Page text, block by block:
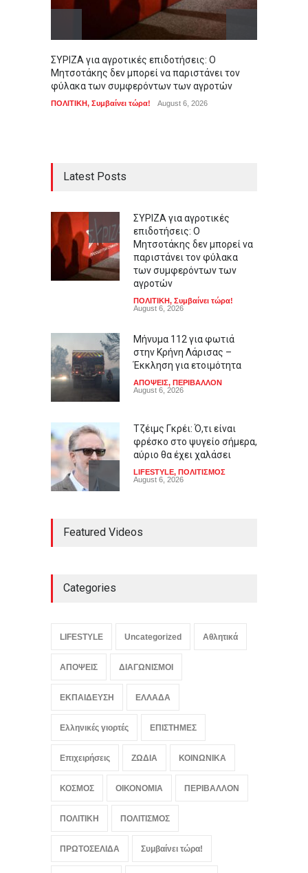
ΣΥΡΙΖΑ για αγροτικές επιδοτήσεις: Ο
Μητσοτάκης δεν μπορεί να παριστάνει τον
φύλακα των συμφερόντων των αγροτών
ΠΟΛΙΤΙΚΗ, Συμβαίνει τώρα! August 6, 2026
Latest Posts
ΣΥΡΙΖΑ για αγροτικές
επιδοτήσεις: Ο
Μητσοτάκης δεν μπορεί να
παριστάνει τον φύλακα
των συμφερόντων των
αγροτών
ΠΟΛΙΤΙΚΗ, Συμβαίνει τώρα!
August 6, 2026
Μήνυμα 112 για φωτιά
στην Κρήνη Λάρισας –
Έκκληση για ετοιμότητα
ΑΠΟΨΕΙΣ, ΠΕΡΙΒΑΛΛΟΝ
August 6, 2026
Τζέιμς Γκρέι: Ό,τι είναι
φρέσκο στο ψυγείο σήμερα,
αύριο θα έχει χαλάσει
LIFESTYLE, ΠΟΛΙΤΙΣΜΟΣ
August 6, 2026
Χιροσίμας στοίχειωσε το
μουσικός νανουρίζει αγέλη
Rain
August 6, 2026
Featured Videos
Categories
LIFESTYLE Uncategorized Αθλητικά
ΑΠΟΨΕΙΣ ΔΙΑΓΩΝΙΣΜΟΙ
ΕΚΠΑΙΔΕΥΣΗ ΕΛΛΑΔΑ
Ελληνικές γιορτές ΕΠΙΣΤΗΜΕΣ
Επιχειρήσεις ΖΩΔΙΑ ΚΟΙΝΩΝΙΚΑ
ΚΟΣΜΟΣ ΟΙΚΟΝΟΜΙΑ ΠΕΡΙΒΑΛΛΟΝ
ΠΟΛΙΤΙΚΗ ΠΟΛΙΤΙΣΜΟΣ
ΠΡΩΤΟΣΕΛΙΔΑ Συμβαίνει τώρα!